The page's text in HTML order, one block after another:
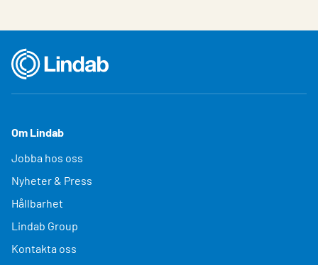
Om Lindab
Jobba hos oss
Nyheter & Press
Hållbarhet
Lindab Group
Kontakta oss